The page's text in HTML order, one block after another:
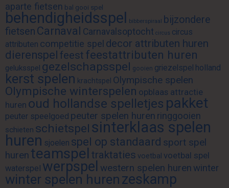
aparte fietsen bal gooi spel
behendigheidsspel bibberspiraal bijzondere
fietsen Carnaval Carnavalsoptocht circus circus
attributen competitie spel decor attributen huren
dierenspel feest feestattributen huren
geluksspel gezelschapsspel gooien griezelspel holland
kerst spelen krachtspel Olympische spelen
Olympische winterspelen opblaas attractie
huren oud hollandse spelletjes pakket
peuter speelgoed peuter spelen huren ringgooien
schieten schietspel sinterklaas spelen
huren sjoelen spel op standaard sport spel
huren teamspel traktaties voetbal voetbal spel
waterspel werpspel western spelen huren winter
winter spelen huren zeskamp